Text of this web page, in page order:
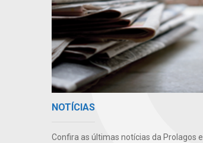
NOTÍCIAS
Confira as últimas notícias da Prolagos e